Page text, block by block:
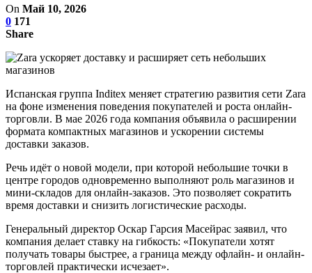
On Май 10, 2026
0 171
Share
Испанская группа Inditex меняет стратегию развития сети Zara
на фоне изменения поведения покупателей и роста онлайн-
торговли. В мае 2026 года компания объявила о расширении
формата компактных магазинов и ускорении системы
доставки заказов.
Речь идёт о новой модели, при которой небольшие точки в
центре городов одновременно выполняют роль магазинов и
мини-складов для онлайн-заказов. Это позволяет сократить
время доставки и снизить логистические расходы.
Генеральный директор Оскар Гарсия Масейрас заявил, что
компания делает ставку на гибкость: «Покупатели хотят
получать товары быстрее, а граница между офлайн- и онлайн-
торговлей практически исчезает».